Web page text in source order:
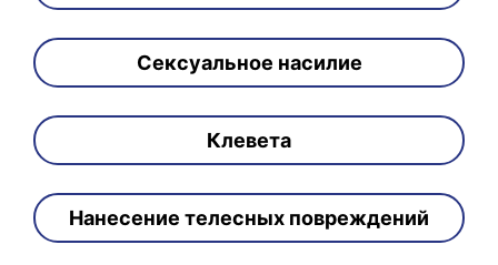
Сексуальное насилие
Клевета
Нанесение телесных повреждений